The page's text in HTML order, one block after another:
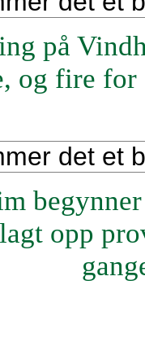
på
og fire for
opp